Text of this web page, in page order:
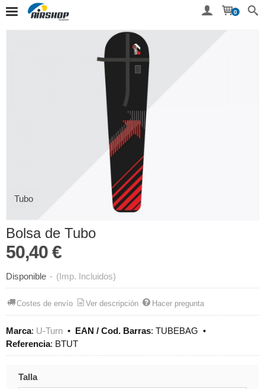
0
Tubo
Bolsa de Tubo
50,40 €
Disponible - (Imp. Incluidos)
Costes de envío Ver descripción Hacer pregunta
Marca: U-Turn • EAN / Cod. Barras: TUBEBAG •
Referencia: BTUT
Talla